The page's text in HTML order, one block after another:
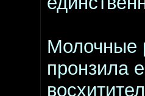
Молочные
пронзила